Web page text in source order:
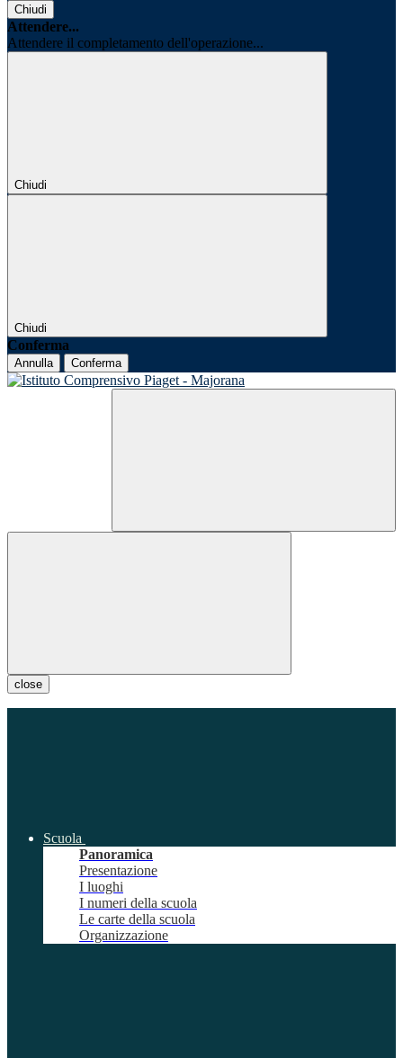
Chiudi
Attendere...
Attendere il completamento dell'operazione...
Chiudi
Chiudi
Conferma
Annulla Conferma
close
Scuola
Panoramica
Presentazione
I luoghi
I numeri della scuola
Le carte della scuola
Organizzazione